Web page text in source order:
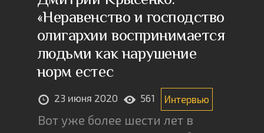
«Неравенство и господство
олигархии воспринимается
людьми как нарушение
норм естес
23 июня 2020 561 Интервью
Вот уже более шести лет в